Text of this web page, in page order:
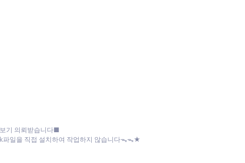
기 의뢰받습니다■
파일을 직접 설치하여 작업하지 않습니다ᯓᯓ★